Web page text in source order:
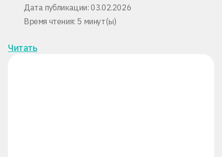
Дата публикации: 03.02.2026
Время чтения: 5 минут(ы)
Читать